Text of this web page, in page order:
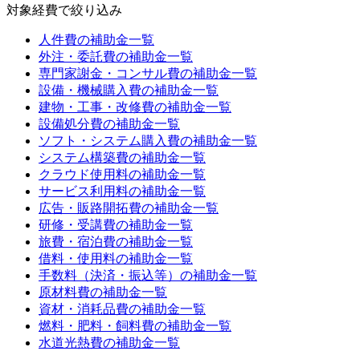
対象経費で絞り込み
人件費の補助金一覧
外注・委託費の補助金一覧
専門家謝金・コンサル費の補助金一覧
設備・機械購入費の補助金一覧
建物・工事・改修費の補助金一覧
設備処分費の補助金一覧
ソフト・システム購入費の補助金一覧
システム構築費の補助金一覧
クラウド使用料の補助金一覧
サービス利用料の補助金一覧
広告・販路開拓費の補助金一覧
研修・受講費の補助金一覧
旅費・宿泊費の補助金一覧
借料・使用料の補助金一覧
手数料（決済・振込等） の補助金一覧
原材料費の補助金一覧
資材・消耗品費の補助金一覧
燃料・肥料・飼料費の補助金一覧
水道光熱費の補助金一覧